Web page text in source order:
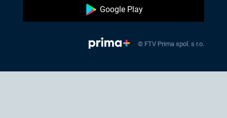
Google Play
© FTV Prima spol. s r.o.